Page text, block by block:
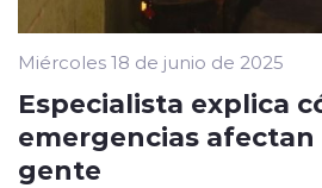
Miércoles 18 de junio de 2025
Especialista explica
emergencias
gente